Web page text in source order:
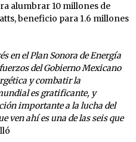
alumbrar 10 millones de
beneficio para 1.6 millones
en el Plan Sonora de Energía
del Gobierno Mexicano
y combatir la
es gratificante, y
importante a la lucha del
ven ahí es una de las seis que